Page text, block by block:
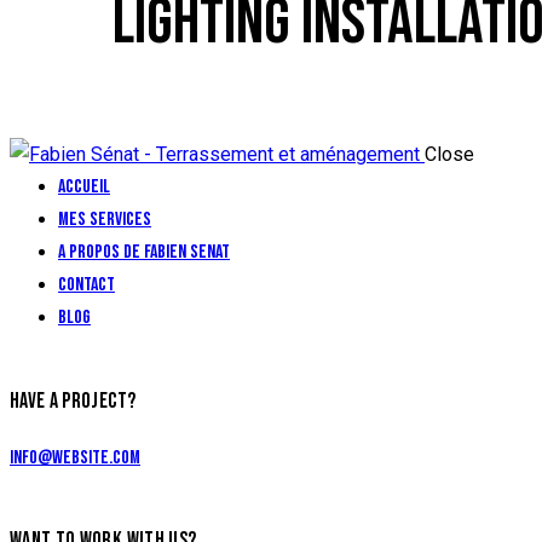
LIGHTING
Close
Accueil
Mes services
A propos de Fabien Senat
Contact
Blog
HAVE A PROJECT?
info@website.com